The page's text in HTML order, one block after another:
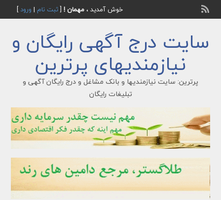
خوش آمدید ، مهمان ![ثبت نام | ورود]
سایت درج آگهی رایگان و
نیازمندیهای پرترین
پرترین: سایت نیازمندیها و بانک مشاغل و درج رایگان آگهی و
تبلیغات رایگان